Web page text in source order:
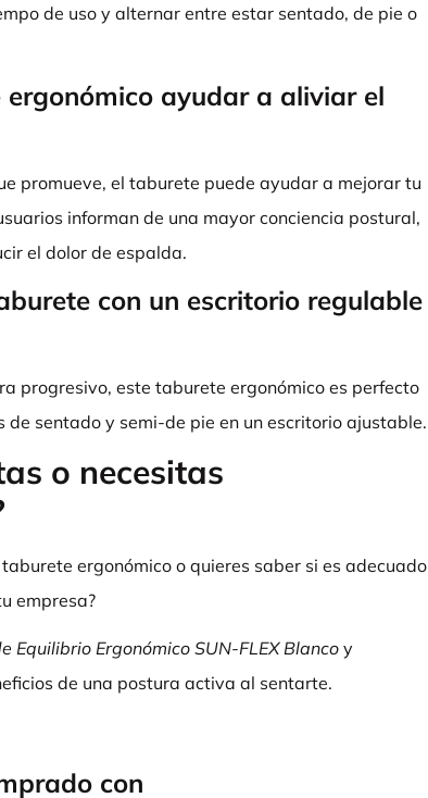
de uso y alternar entre estar sentado, de pie o
ergonómico ayudar a aliviar el
promueve, el taburete puede ayudar a mejorar tu
informan de una mayor conciencia postural,
el dolor de espalda.
con un escritorio regulable
progresivo, este taburete ergonómico es perfecto
sentado y semi-de pie en un escritorio ajustable.
o necesitas
ergonómico o quieres saber si es adecuado
empresa?
Equilibrio Ergonómico SUN-FLEX Blanco y
de una postura activa al sentarte.
con